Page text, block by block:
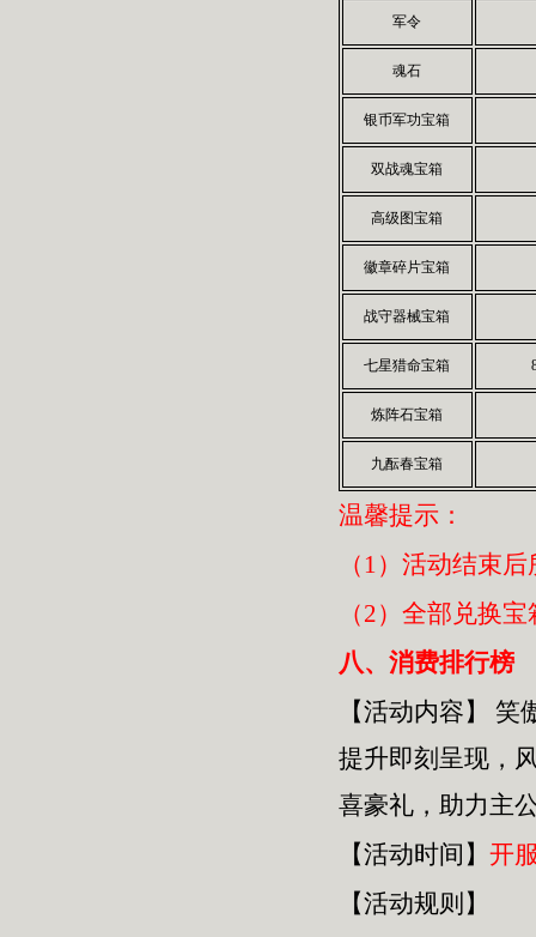
军令
魂石
银币军功宝箱
双战魂宝箱
高级图宝箱
徽章碎片宝箱
战守器械宝箱
七星猎命宝箱
炼阵石宝箱
九酝春宝箱
温馨提示：
（1）活动结束
（2）全部兑换
八、消费排行榜
【活动内容】
笑
提升即刻呈现，
喜豪礼，助力主
【活动时间】 开
【活动规则】